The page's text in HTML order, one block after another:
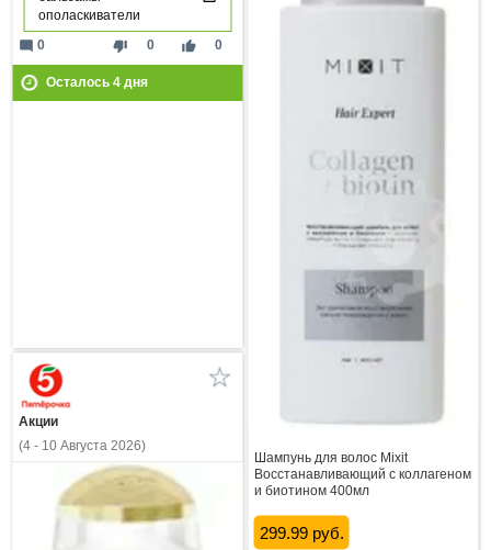
ополаскиватели
thumb_down 0 thumb_up 0
mode_comment 0
Осталось 4дня
Шампунь для волос Mixit
Восстанавливающий с коллагеном
и биотином 400мл
299.99 руб.
Акции
(4 - 10 Августа 2026)